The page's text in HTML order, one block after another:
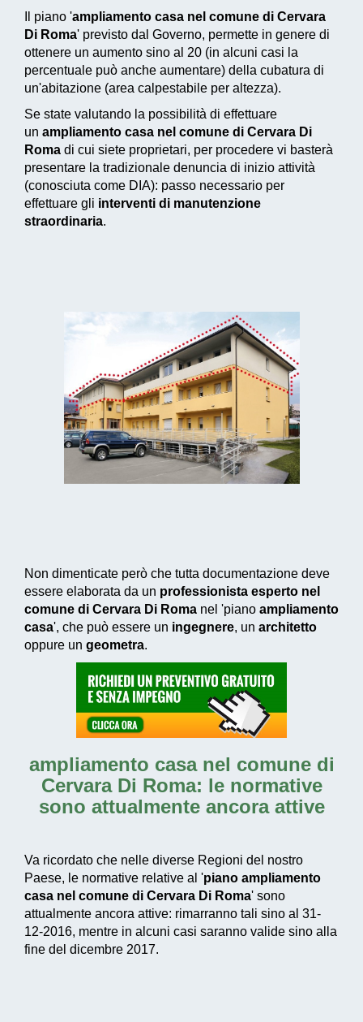
Il piano 'ampliamento casa nel comune di Cervara
Di Roma' previsto dal Governo, permette in genere di
ottenere un aumento sino al 20 (in alcuni casi la
percentuale può anche aumentare) della cubatura di
un'abitazione (area calpestabile per altezza).
Se state valutando la possibilità di effettuare
un ampliamento casa nel comune di Cervara Di
Roma di cui siete proprietari, per procedere vi basterà
presentare la tradizionale denuncia di inizio attività
(conosciuta come DIA): passo necessario per
effettuare gli interventi di manutenzione
straordinaria.
Non dimenticate però che tutta documentazione deve
essere elaborata da un professionista esperto nel
comune di Cervara Di Roma nel 'piano ampliamento
casa', che può essere un ingegnere, un architetto
oppure un geometra.
ampliamento casa nel comune di
Cervara Di Roma: le normative
sono attualmente ancora attive
Va ricordato che nelle diverse Regioni del nostro
Paese, le normative relative al 'piano ampliamento
casa nel comune di Cervara Di Roma' sono
attualmente ancora attive: rimarranno tali sino al 31-
12-2016, mentre in alcuni casi saranno valide sino alla
fine del dicembre 2017.